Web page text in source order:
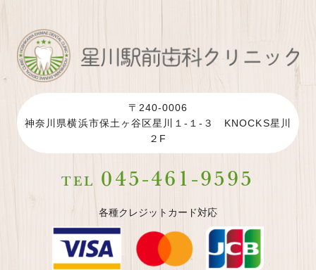
〒240-0006
神奈川県横浜市保土ヶ谷区星川１-１-３ KNOCKS星川
２F
TEL 045-461-9595
各種クレジットカード対応